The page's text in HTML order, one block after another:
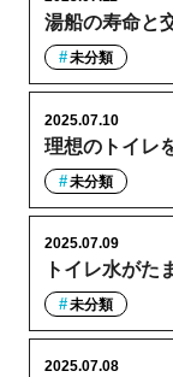
湯船の寿命と
未分類
理想のトイレ
2025.07.10
未分類
トイレ水がた
2025.07.09
未分類
2025.07.08